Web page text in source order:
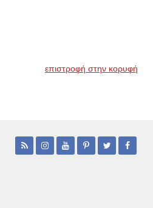
επιστροφή στην κορυφή